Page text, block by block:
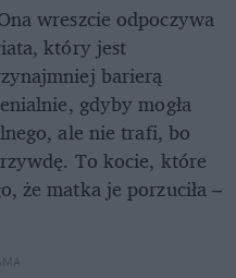
wreszcie odpoczywa
który jest
barierą
gdyby mogła
ale nie trafi, bo
To kocie, które
że matka je porzuciła –